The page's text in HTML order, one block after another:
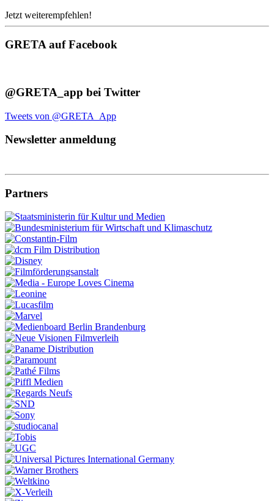
Jetzt weiterempfehlen!
GRETA auf Facebook
@GRETA_app bei Twitter
Tweets von @GRETA_App
Newsletter anmeldung
Partners